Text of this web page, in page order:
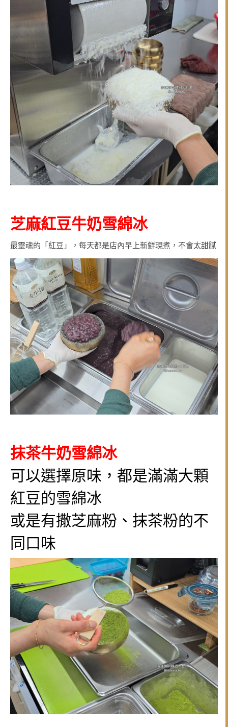
芝麻紅豆牛奶雪綿冰
最靈魂的「紅豆」，每天都是店內早上新鮮現煮，不會太甜膩
抹茶牛奶雪綿冰
可以選擇原味，都是滿滿大顆
紅豆的雪綿冰
或是有撒芝麻粉、抹茶粉的不
同口味